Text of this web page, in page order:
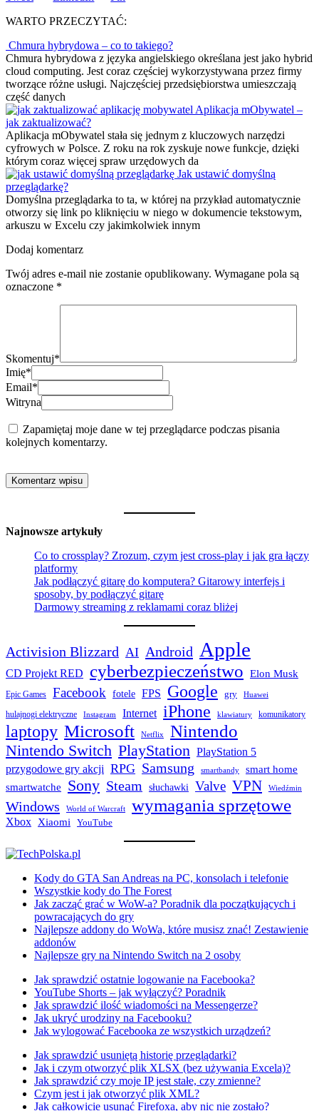
WARTO PRZECZYTAĆ:
Chmura hybrydowa – co to takiego?
Chmura hybrydowa z języka angielskiego określana jest jako hybrid
cloud computing. Jest coraz częściej wykorzystywana przez firmy
tworzące różne usługi. Najczęściej przedsiębiorstwa umieszczają
część danych
Aplikacja mObywatel –
jak zaktualizować?
Aplikacja mObywatel stała się jednym z kluczowych narzędzi
cyfrowych w Polsce. Z roku na rok zyskuje nowe funkcje, dzięki
którym coraz więcej spraw urzędowych da
Jak ustawić domyślną
przeglądarkę?
Domyślna przeglądarka to ta, w której na przykład automatycznie
otworzy się link po kliknięciu w niego w dokumencie tekstowym,
arkuszu w Excelu czy jakimkolwiek innym
Dodaj komentarz
Twój adres e-mail nie zostanie opublikowany. Wymagane pola są
oznaczone *
Skomentuj*
Imię*
Email*
Witryna
Zapamiętaj moje dane w tej przeglądarce podczas pisania
kolejnych komentarzy.
Najnowsze artykuły
Co to crossplay? Zrozum, czym jest cross-play i jak gra łączy
platformy
Jak podłączyć gitarę do komputera? Gitarowy interfejs i
sposoby, by podłączyć gitarę
Darmowy streaming z reklamami coraz bliżej
Activision Blizzard AI Android Apple
CD Projekt RED cyberbezpieczeństwo Elon Musk
Epic Games Facebook fotele FPS Google gry Huawei
hulajnogi elektryczne Instagram Internet iPhone klawiatury komunikatory
laptopy Microsoft Netflix Nintendo
Nintendo Switch PlayStation PlayStation 5
przygodowe gry akcji RPG Samsung smartbandy smart home
smartwatche Sony Steam słuchawki Valve VPN Wiedźmin
Windows World of Warcraft wymagania sprzętowe
Xbox Xiaomi YouTube
Kody do GTA San Andreas na PC, konsolach i telefonie
Wszystkie kody do The Forest
Jak zacząć grać w WoW-a? Poradnik dla początkujących i
powracających do gry
Najlepsze addony do WoWa, które musisz znać! Zestawienie
addonów
Najlepsze gry na Nintendo Switch na 2 osoby
Jak sprawdzić ostatnie logowanie na Facebooka?
YouTube Shorts – jak wyłączyć? Poradnik
Jak sprawdzić ilość wiadomości na Messengerze?
Jak ukryć urodziny na Facebooku?
Jak wylogować Facebooka ze wszystkich urządzeń?
Jak sprawdzić usuniętą historię przeglądarki?
Jak i czym otworzyć plik XLSX (bez używania Excela)?
Jak sprawdzić czy moje IP jest stałe, czy zmienne?
Czym jest i jak otworzyć plik XML?
Jak całkowicie usunąć Firefoxa, aby nic nie zostało?